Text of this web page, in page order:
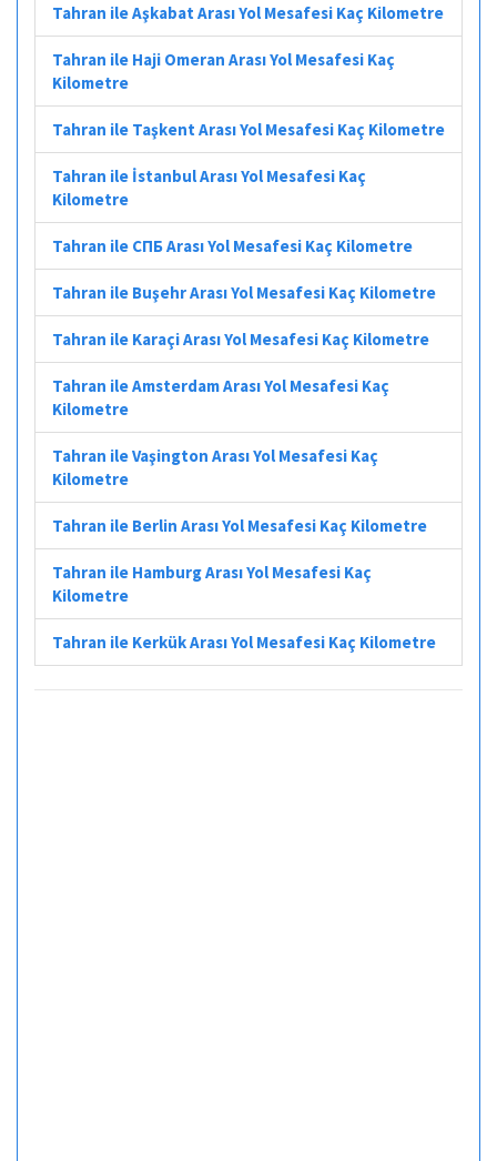
Tahran ile Aşkabat Arası Yol Mesafesi Kaç Kilometre
Tahran ile Haji Omeran Arası Yol Mesafesi Kaç
Kilometre
Tahran ile Taşkent Arası Yol Mesafesi Kaç Kilometre
Tahran ile İstanbul Arası Yol Mesafesi Kaç
Kilometre
Tahran ile СПБ Arası Yol Mesafesi Kaç Kilometre
Tahran ile Buşehr Arası Yol Mesafesi Kaç Kilometre
Tahran ile Karaçi Arası Yol Mesafesi Kaç Kilometre
Tahran ile Amsterdam Arası Yol Mesafesi Kaç
Kilometre
Tahran ile Vaşington Arası Yol Mesafesi Kaç
Kilometre
Tahran ile Berlin Arası Yol Mesafesi Kaç Kilometre
Tahran ile Hamburg Arası Yol Mesafesi Kaç
Kilometre
Tahran ile Kerkük Arası Yol Mesafesi Kaç Kilometre